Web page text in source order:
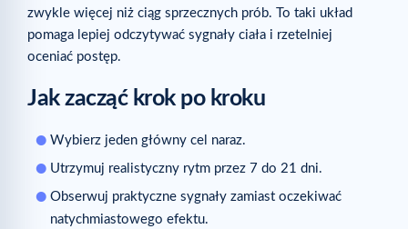
zwykle więcej niż ciąg sprzecznych prób. To taki układ
pomaga lepiej odczytywać sygnały ciała i rzetelniej
oceniać postęp.
Jak zacząć krok po kroku
Wybierz jeden główny cel naraz.
Utrzymuj realistyczny rytm przez 7 do 21 dni.
Obserwuj praktyczne sygnały zamiast oczekiwać
natychmiastowego efektu.